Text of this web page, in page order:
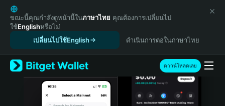
English
日本語
Tiếng Việt
Español (Latinoamérica)
Türkçe
Italiano
ขณะนี้คุณกำลังดูหน้านี้ในภาษาไทย คุณต้องการเปลี่ยนไป
ใช้Englishหรือไม่
เปลี่ยนไปใช้English
ดำเนินการต่อในภาษาไทย
ดาวน์โหลดเลย